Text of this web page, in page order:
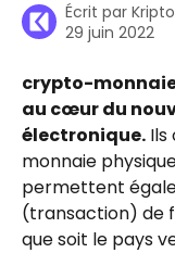
Écrit par
29 juin 2022
crypto-
au cœur du
électronique. Ils
monnaie
permettent
(transaction) de
que soit le pays